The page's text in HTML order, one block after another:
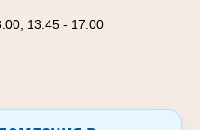
13:45 - 17:00